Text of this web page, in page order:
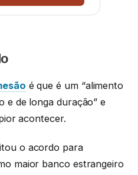
é que é um “alimento
e de longa duração” e
acontecer.
o acordo para
maior banco estrangeiro